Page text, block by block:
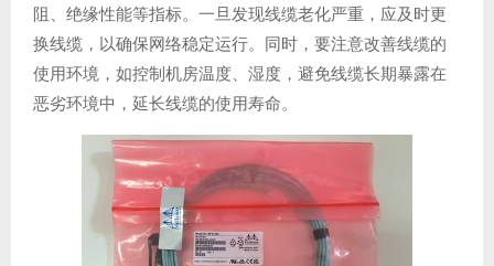
阻、绝缘性能等指标。一旦发现线缆老化严重，应及时更
换线缆，以确保网络稳定运行。同时，要注意改善线缆的
使用环境，如控制机房温度、湿度，避免线缆长期暴露在
恶劣环境中，延长线缆的使用寿命。